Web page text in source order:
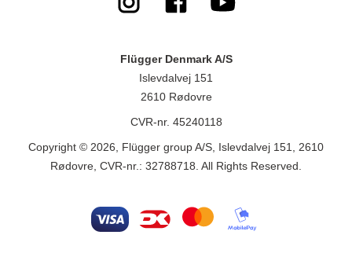
Flügger Denmark A/S
Islevdalvej 151
2610 Rødovre
CVR-nr. 45240118
Copyright © 2026, Flügger group A/S, Islevdalvej 151, 2610
Rødovre, CVR-nr.: 32788718. All Rights Reserved.